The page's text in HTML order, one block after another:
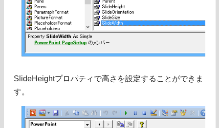
SlideHeightプロパティで高さを設定することができま
す。